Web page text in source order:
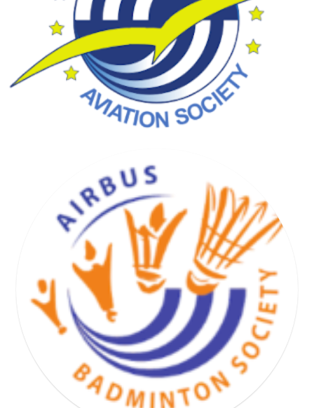
BASKET HAND VOLLEY SOCIETY